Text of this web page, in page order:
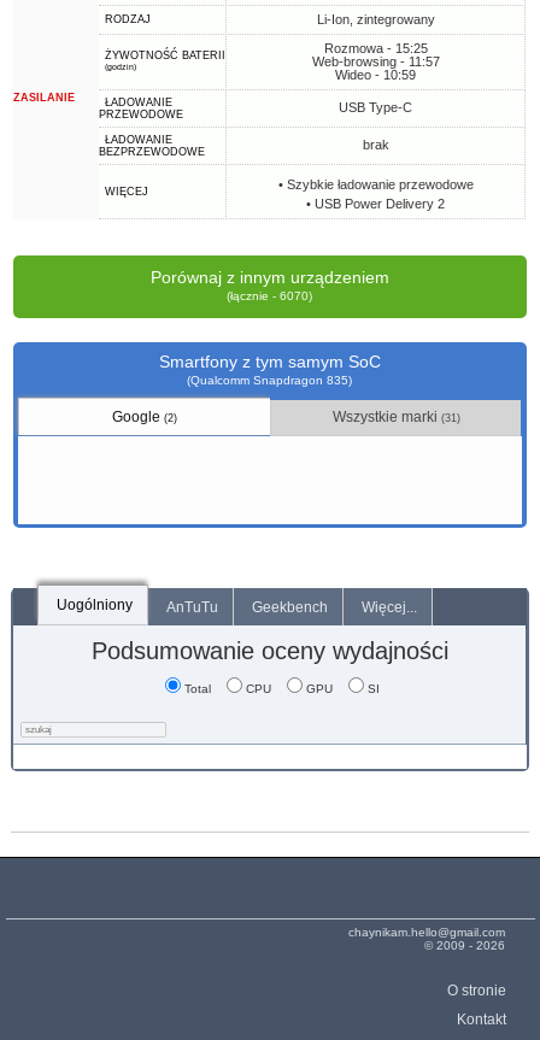
ZASILANIE
RODZAJ Li-Ion, zintegrowany
ŻYWOTNOŚĆ BATERII
(godzin)
Rozmowa - 15:25
Web-browsing - 11:57
Wideo - 10:59
ŁADOWANIE
PRZEWODOWE
USB Type-C
ŁADOWANIE
BEZPRZEWODOWE
brak
WIĘCEJ
• Szybkie ładowanie przewodowe
• USB Power Delivery 2
Porównaj z innym urządzeniem
(łącznie - 6070)
Smartfony z tym samym SoC
(Qualcomm Snapdragon 835)
Google(2) Wszystkie marki (31)
Uogólniony AnTuTu Geekbench Więcej...
Podsumowanie oceny wydajności
Total CPU GPU SI
chaynikam.hello@gmail.com
© 2009 - 2026
O stronie
Kontakt